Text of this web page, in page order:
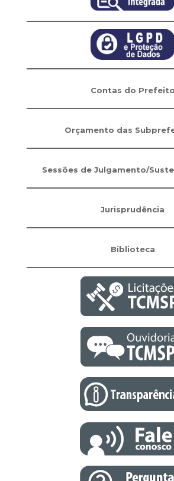
Contas do Prefeito
Orçamento das
Sessões de Julgamento/
Jurisprudência
Biblioteca